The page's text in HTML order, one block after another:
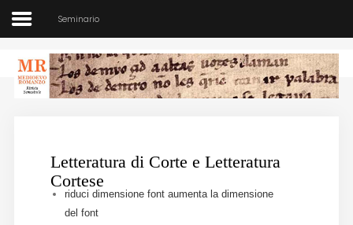
Medioevo Romanzo
Home
Chi siamo
Seminario
Letteratura di Corte e Letteratura
Cortese
riduci dimensione font aumenta la dimensione
del font